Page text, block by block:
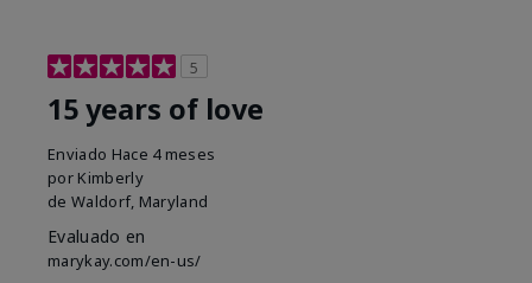
5
15 years of love
Enviado Hace 4 meses
por Kimberly
de Waldorf, Maryland
Evaluado en
marykay.com/en-us/